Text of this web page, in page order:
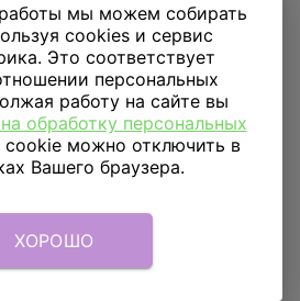
Воздушный
фольгированный шар
My Little Pony
485₽
В КОРЗИНУ
мы можем собирать
cookies и сервис
Это соответствует
персональных
работу на сайте вы
обработку персональных
можно отключить в
Вашего браузера.
ХОРОШО